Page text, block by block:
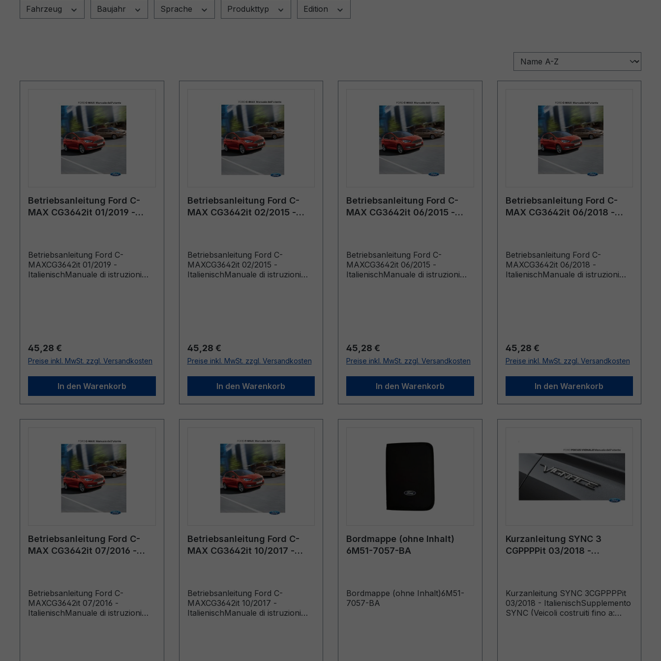
Fahrzeug Baujahr Sprache Produkttyp Edition
Betriebsanleitung Ford C-
MAX CG3642it 01/2019 -
Betriebsanleitung Ford C-
MAXCG3642it 01/2019 -
ItalienischManuale di istruzioni
Regulärer Preis:
45,28 €
Preise inkl. MwSt. zzgl. Versandkosten
In den Warenkorb
Betriebsanleitung Ford C-
MAX CG3642it 02/2015 -
Betriebsanleitung Ford C-
MAXCG3642it 02/2015 -
ItalienischManuale di istruzioni
Regulärer Preis:
45,28 €
Preise inkl. MwSt. zzgl. Versandkosten
In den Warenkorb
Betriebsanleitung Ford C-
MAX CG3642it 06/2015 -
Betriebsanleitung Ford C-
MAXCG3642it 06/2015 -
ItalienischManuale di istruzioni
Regulärer Preis:
45,28 €
Preise inkl. MwSt. zzgl. Versandkosten
In den Warenkorb
Betriebsanleitung Ford C-
MAX CG3642it 06/2018 -
Betriebsanleitung Ford C-
MAXCG3642it 06/2018 -
ItalienischManuale di istruzioni
Regulärer Preis:
45,28 €
Preise inkl. MwSt. zzgl. Versandkosten
In den Warenkorb
Betriebsanleitung Ford C-
MAX CG3642it 07/2016 -
Betriebsanleitung Ford C-
MAXCG3642it 07/2016 -
ItalienischManuale di istruzioni
Betriebsanleitung Ford C-
MAX CG3642it 10/2017 -
Betriebsanleitung Ford C-
MAXCG3642it 10/2017 -
ItalienischManuale di istruzioni
Bordmappe (ohne Inhalt)
6M51-7057-BA
Bordmappe (ohne Inhalt)6M51-
7057-BA
Kurzanleitung SYNC 3
CGPPPPit 03/2018 -
Kurzanleitung SYNC 3CGPPPPit
03/2018 - ItalienischSupplemento
SYNC (Veicoli costruiti fino a: